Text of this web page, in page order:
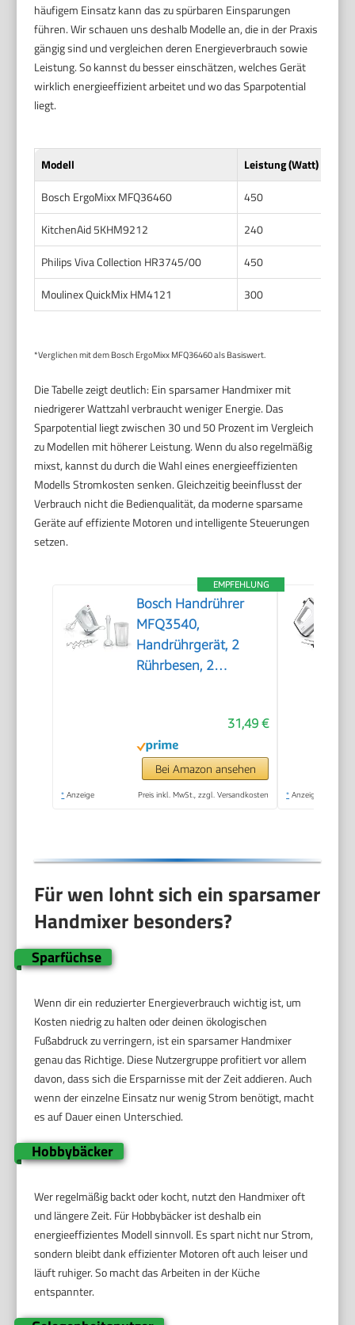
häufigem Einsatz kann das zu spürbaren Einsparungen
führen. Wir schauen uns deshalb Modelle an, die in der Praxis
gängig sind und vergleichen deren Energieverbrauch sowie
Leistung. So kannst du besser einschätzen, welches Gerät
wirklich energieeffizient arbeitet und wo das Sparpotential
liegt.
Modell Leistung (Watt)
Bosch ErgoMixx MFQ36460
450
KitchenAid 5KHM9212
240
Philips Viva Collection HR3745/00
450
Moulinex QuickMix HM4121
300
*Verglichen mit dem Bosch ErgoMixx MFQ36460 als Basiswert.
Die Tabelle zeigt deutlich: Ein sparsamer Handmixer mit
niedrigerer Wattzahl verbraucht weniger Energie. Das
Sparpotential liegt zwischen 30 und 50 Prozent im Vergleich
zu Modellen mit höherer Leistung. Wenn du also regelmäßig
mixst, kannst du durch die Wahl eines energieeffizienten
Modells Stromkosten senken. Gleichzeitig beeinflusst der
Verbrauch nicht die Bedienqualität, da moderne sparsame
Geräte auf effiziente Motoren und intelligente Steuerungen
setzen.
EMPFEHLUNG
Bosch Handrührer
MFQ3540,
Handrührgerät, 2
Rührbesen, 2
5 Stufen, Pürierstab,
Mixbecher, 450 W,
weiß
31,49 €
Bei Amazon ansehen
* Anzeige Preis inkl. MwSt., zzgl. Versandkosten * Anzeige
Für wen lohnt sich ein sparsamer
Handmixer besonders?
Sparfüchse
Wenn dir ein reduzierter Energieverbrauch wichtig ist, um
Kosten niedrig zu halten oder deinen ökologischen
Fußabdruck zu verringern, ist ein sparsamer Handmixer
genau das Richtige. Diese Nutzergruppe profitiert vor allem
davon, dass sich die Ersparnisse mit der Zeit addieren. Auch
wenn der einzelne Einsatz nur wenig Strom benötigt, macht
es auf Dauer einen Unterschied.
Hobbybäcker
Wer regelmäßig backt oder kocht, nutzt den Handmixer oft
und längere Zeit. Für Hobbybäcker ist deshalb ein
energieeffizientes Modell sinnvoll. Es spart nicht nur Strom,
sondern bleibt dank effizienter Motoren oft auch leiser und
läuft ruhiger. So macht das Arbeiten in der Küche
entspannter.